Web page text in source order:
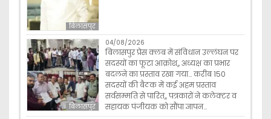
बिलासपुर
बिलासपुर
04/08/2026
बिलासपुर प्रेस क्लब में संविधान उल्लंघन पर
सदस्यों का फूटा आक्रोश,, अध्यक्ष का प्रभार
बदलने का प्रस्ताव रखा गया… करीब 150
सदस्यों की बैठक में कई अहम प्रस्ताव
सर्वसम्मति से पारित,, पत्रकारों ने कलेक्टर व
सहायक पंजीयक को सौंपा ज्ञापन…